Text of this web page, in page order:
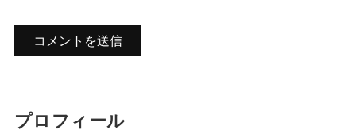
プロフィール